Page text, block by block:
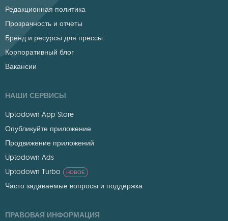
Редакционная политика
Прозрачность и отчеты
Бренд и ресурсы для прессы
Корпоративный блог
Вакансии
НАШИ СЕРВИСЫ
Uptodown App Store
Опубликуйте приложение
Продвижение приложений
Uptodown Ads
Uptodown Turbo
НОВОЕ
Часто задаваемые вопросы и поддержка
ПРАВОВАЯ ИНФОРМАЦИЯ